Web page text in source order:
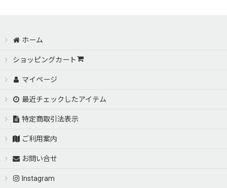
ホーム
ショッピングカート
マイページ
最近チェックしたアイテム
特定商取引法表示
ご利用案内
お問い合せ
Instagram